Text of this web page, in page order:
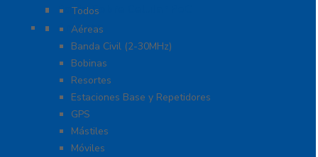
Radio Sobre Celular PoC
Todos
Antenas
Aéreas
Banda Civil (2-30MHz)
Bobinas
Resortes
Estaciones Base y Repetidores
GPS
Mástiles
Móviles